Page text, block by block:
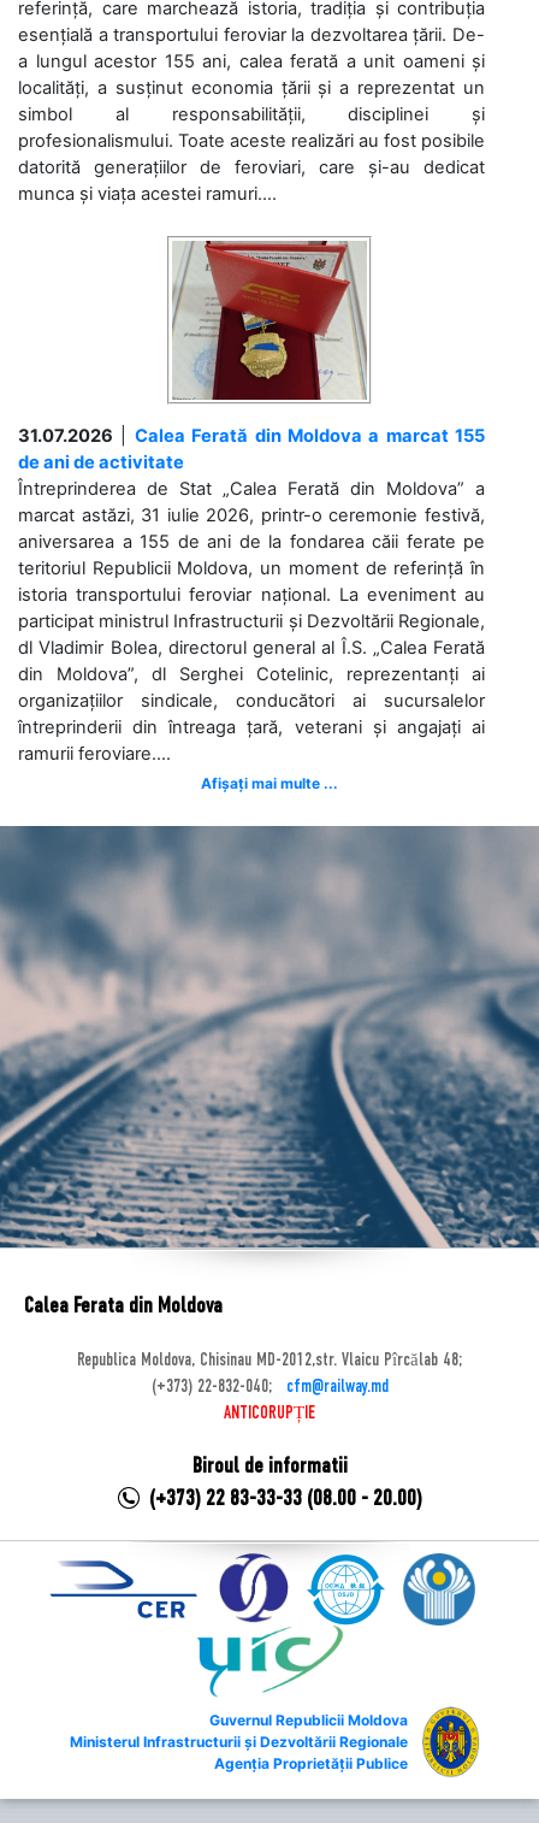
referință, care marchează istoria, tradiția și contribuția
esențială a transportului feroviar la dezvoltarea țării. De-
a lungul acestor 155 ani, calea ferată a unit oameni și
localități, a susținut economia țării și a reprezentat un
simbol al responsabilității, disciplinei și
profesionalismului. Toate aceste realizări au fost posibile
datorită generațiilor de feroviari, care și-au dedicat
munca și viața acestei ramuri....
31.07.2026
Calea Ferată din Moldova a marcat 155
de ani de activitate
Întreprinderea de Stat „Calea Ferată din Moldova” a
marcat astăzi, 31 iulie 2026, printr-o ceremonie festivă,
aniversarea a 155 de ani de la fondarea căii ferate pe
teritoriul Republicii Moldova, un moment de referință în
istoria transportului feroviar național. La eveniment au
participat ministrul Infrastructurii și Dezvoltării Regionale,
dl Vladimir Bolea, directorul general al Î.S. „Calea Ferată
din Moldova”, dl Serghei Cotelinic, reprezentanți ai
organizațiilor sindicale, conducători ai sucursalelor
întreprinderii din întreaga țară, veterani și angajați ai
ramurii feroviare....
Afișați mai multe ...
Calea Ferata din Moldova
Republica Moldova, Chisinau MD-2012,str. Vlaicu Pîrcălab 48;
(+373) 22-832-040;
cfm@railway.md
ANTICORUPȚIE
Biroul de informatii
(+373) 22 83-33-33 (08.00 - 20.00)
Guvernul Republicii Moldova
Ministerul Infrastructurii și Dezvoltării Regionale
Agenția Proprietății Publice